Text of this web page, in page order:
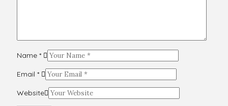
Name *
Email *
Website